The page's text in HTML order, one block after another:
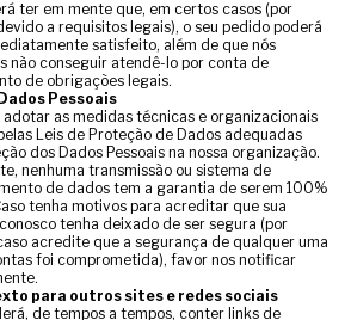
ter em mente que, em certos casos (por
a requisitos legais), o seu pedido poderá
satisfeito, além de que nós
não conseguir atendê-lo por conta de
de obrigações legais.
Pessoais
adotar as medidas técnicas e organizacionais
Leis de Proteção de Dados adequadas
dos Dados Pessoais na nossa organização.
nenhuma transmissão ou sistema de
de dados tem a garantia de serem 100%
tenha motivos para acreditar que sua
tenha deixado de ser segura (por
acredite que a segurança de qualquer uma
foi comprometida), favor nos notificar
para outros sites e redes sociais
de tempos a tempos, conter links de